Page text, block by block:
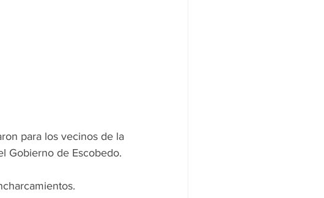
para los vecinos de la
Gobierno de Escobedo.